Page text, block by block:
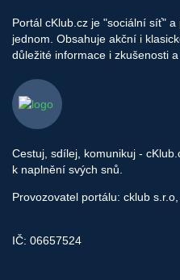
Portál cKlub.cz je "sociální síť"
jednom. Obsahuje akční i
důležité informace i zkušenosti
Cestuj, sdílej, komunikuj -
k naplnění svých snů.
Provozovatel portálu: cklub
IČ: 06657524